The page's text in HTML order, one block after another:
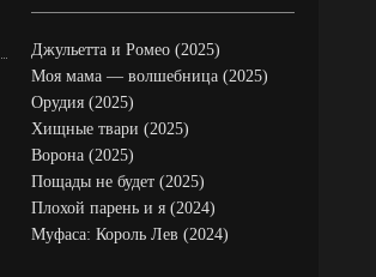
Джульетта и Ромео (2025)
Моя мама — волшебница (2025)
Орудия (2025)
Хищные твари (2025)
Ворона (2025)
Пощады не будет (2025)
Плохой парень и я (2024)
Муфаса: Король Лев (2024)